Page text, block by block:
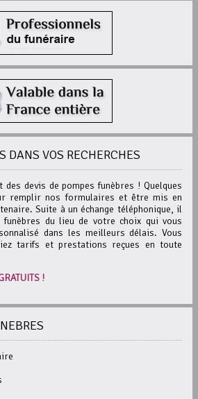
DANS VOS RECHERCHES
des devis de pompes funèbres ! Quelques
remplir nos formulaires et être mis en
Suite à un échange téléphonique, il
du lieu de votre choix qui vous
dans les meilleurs délais. Vous
tarifs et prestations reçues en toute
!